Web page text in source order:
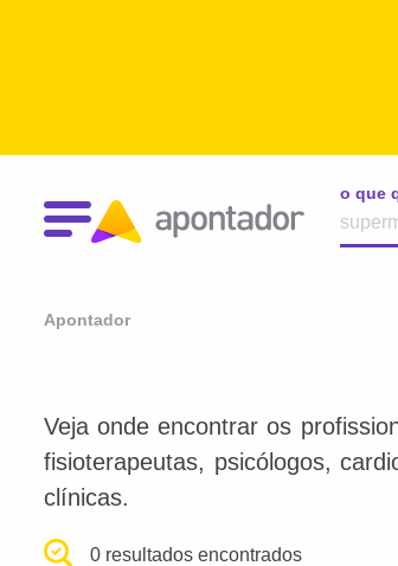
o que
Apontador
Veja onde encontrar os
fisioterapeutas, psicólogos,
clínicas.
0 resultados encontrados